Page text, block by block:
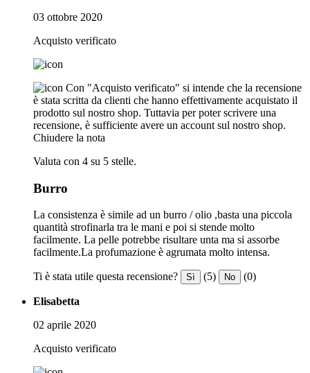
03 ottobre 2020
Acquisto verificato
Con "Acquisto verificato" si intende che la recensione
è stata scritta da clienti che hanno effettivamente acquistato il
prodotto sul nostro shop. Tuttavia per poter scrivere una
recensione, è sufficiente avere un account sul nostro shop.
Chiudere la nota
Valuta con 4 su 5 stelle.
Burro
La consistenza è simile ad un burro / olio ,basta una piccola
quantità strofinarla tra le mani e poi si stende molto
facilmente. La pelle potrebbe risultare unta ma si assorbe
facilmente.La profumazione è agrumata molto intensa.
Ti è stata utile questa recensione? Sì (5) No (0)
Elisabetta
02 aprile 2020
Acquisto verificato